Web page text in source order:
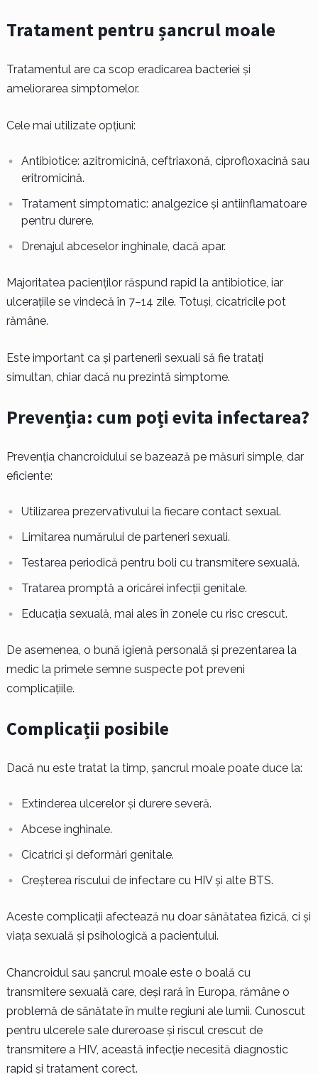
Tratament pentru șancrul moale
Tratamentul are ca scop eradicarea bacteriei și
ameliorarea simptomelor.
Cele mai utilizate opțiuni:
Antibiotice: azitromicină, ceftriaxonă, ciprofloxacină sau
eritromicină.
Tratament simptomatic: analgezice și antiinflamatoare
pentru durere.
Drenajul abceselor inghinale, dacă apar.
Majoritatea pacienților răspund rapid la antibiotice, iar
ulcerațiile se vindecă în 7–14 zile. Totuși, cicatricile pot
rămâne.
Este important ca și partenerii sexuali să fie tratați
simultan, chiar dacă nu prezintă simptome.
Prevenția: cum poți evita infectarea?
Prevenția chancroidului se bazează pe măsuri simple, dar
eficiente:
Utilizarea prezervativului la fiecare contact sexual.
Limitarea numărului de parteneri sexuali.
Testarea periodică pentru boli cu transmitere sexuală.
Tratarea promptă a oricărei infecții genitale.
Educația sexuală, mai ales în zonele cu risc crescut.
De asemenea, o bună igienă personală și prezentarea la
medic la primele semne suspecte pot preveni
complicațiile.
Complicații posibile
Dacă nu este tratat la timp, șancrul moale poate duce la:
Extinderea ulcerelor și durere severă.
Abcese inghinale.
Cicatrici și deformări genitale.
Creșterea riscului de infectare cu HIV și alte BTS.
Aceste complicații afectează nu doar sănătatea fizică, ci și
viața sexuală și psihologică a pacientului.
Chancroidul sau șancrul moale este o boală cu
transmitere sexuală care, deși rară în Europa, rămâne o
problemă de sănătate în multe regiuni ale lumii. Cunoscut
pentru ulcerele sale dureroase și riscul crescut de
transmitere a HIV, această infecție necesită diagnostic
rapid și tratament corect.